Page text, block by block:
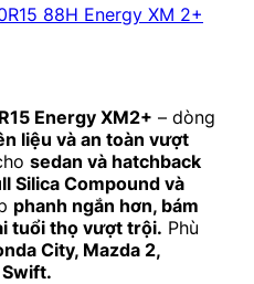
88H Energy XM 2+
Energy XM2+ – dòng
liệu và an toàn vượt
sedan và hatchback
Silica Compound và
phanh ngắn hơn, bám
tuổi thọ vượt trội. Phù
City, Mazda 2,